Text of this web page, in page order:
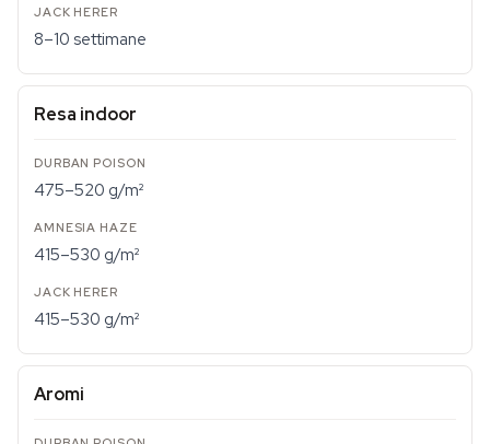
8–10 settimane
Resa indoor
475–520 g/m²
415–530 g/m²
415–530 g/m²
Aromi